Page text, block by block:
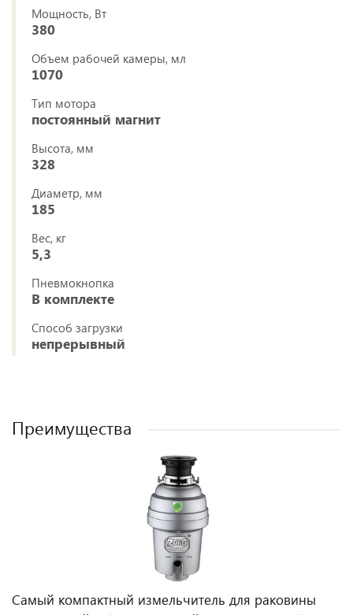
Мощность, Вт
380
Объем рабочей камеры, мл
1070
Тип мотора
постоянный магнит
Высота, мм
328
Диаметр, мм
185
Вес, кг
5,3
Пневмокнопка
В комплекте
Способ загрузки
непрерывный
Преимущества
Самый компактный измельчитель для раковины